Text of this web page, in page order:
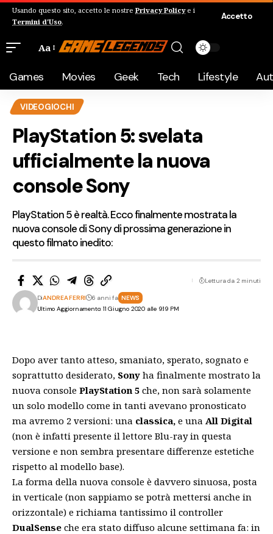
Usando questo sito, accetto le nostre Privacy Policye i
Termini d'Uso.
Accetto
Aa
Games Movies Geek Tech Lifestyle
VIDEOGIOCHI
PlayStation 5: svelata
ufficialmente la nuova
console Sony
PlayStation 5 è realtà. Ecco finalmente mostrata la
nuova console di Sony di prossima generazione in
questo filmato inedito:
Ultimo Aggiornamento: 11 Giugno 2020 alle 9:19 PM
DiANDREA FERRI 6 anni fa NEWS
Lettura da 2 minuti
Dopo aver tanto atteso, smaniato, sperato, sognato e
soprattutto desiderato, Sony ha finalmente mostrato la
nuova console PlayStation 5 che, non sarà solamente
un solo modello come in tanti avevano pronosticato
ma avremo 2 versioni: una classica, e una All Digital
(non è infatti presente il lettore Blu-ray in questa
versione e non sembra presentare differenze estetiche
rispetto al modello base).
La forma della nuova console è davvero sinuosa, posta
in verticale (non sappiamo se potrà mettersi anche in
orizzontale) e richiama tantissimo il controller
DualSense che era stato diffuso alcune settimana fa: in